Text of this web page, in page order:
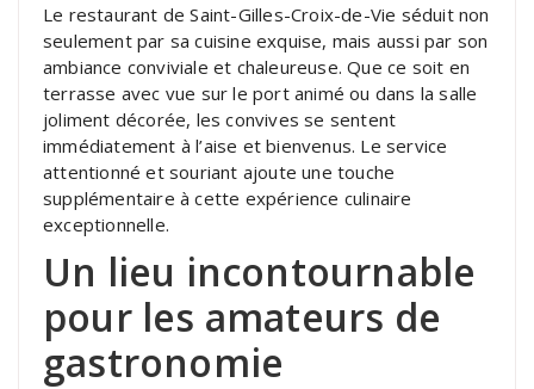
Le restaurant de Saint-Gilles-Croix-de-Vie séduit non
seulement par sa cuisine exquise, mais aussi par son
ambiance conviviale et chaleureuse. Que ce soit en
terrasse avec vue sur le port animé ou dans la salle
joliment décorée, les convives se sentent
immédiatement à l’aise et bienvenus. Le service
attentionné et souriant ajoute une touche
supplémentaire à cette expérience culinaire
exceptionnelle.
Un lieu incontournable
pour les amateurs de
gastronomie